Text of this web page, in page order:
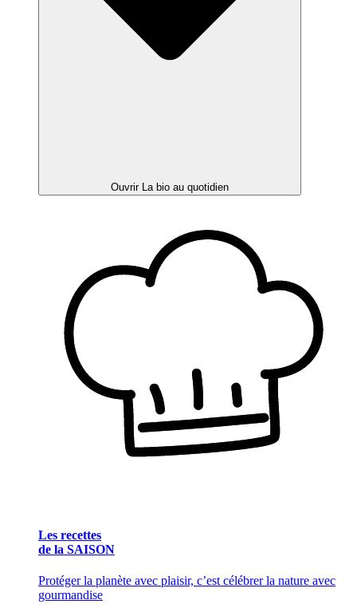
Ouvrir La bio au quotidien
Les recettes
de la SAISON
Protéger la planète avec plaisir, c’est célébrer la nature avec
gourmandise